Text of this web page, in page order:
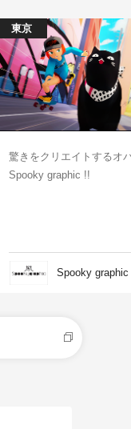
東京
驚きをクリエイトするオ
Spooky graphic !!
Spooky graphic